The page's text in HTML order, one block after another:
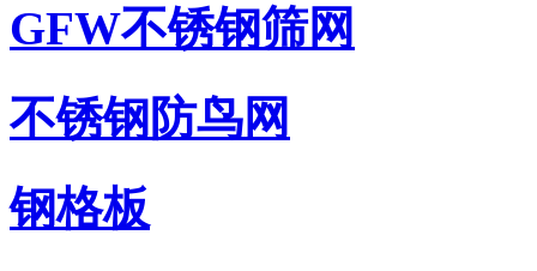
GFW不锈钢筛网
不锈钢防鸟网
钢格板